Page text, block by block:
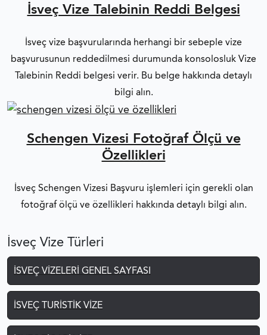
İsveç Vize Talebinin Reddi Belgesi
İsveç vize başvurularında herhangi bir sebeple vize
başvurusunun reddedilmesi durumunda konsolosluk Vize
Talebinin Reddi belgesi verir. Bu belge hakkında detaylı
bilgi alın.
Schengen Vizesi Fotoğraf Ölçü ve
Özellikleri
İsveç Schengen Vizesi Başvuru işlemleri için gerekli olan
fotoğraf ölçü ve özellikleri hakkında detaylı bilgi alın.
İsveç Vize Türleri
İSVEÇ VIZELERI GENEL SAYFASI
İSVEÇ TURISTIK VIZE